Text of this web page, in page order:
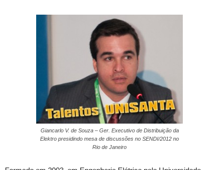
Giancarlo V. de Souza – Ger. Executivo de Distribuição da
Elektro presidindo mesa de discussões no SENDI/2012 no
Rio de Janeiro